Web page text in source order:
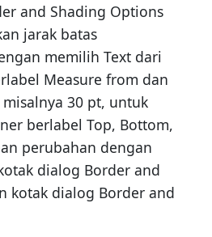
and Shading Options
jarak batas
memilih Text dari
Measure from dan
30 pt, untuk
berlabel Top, Bottom,
perubahan dengan
dialog Border and
kotak dialog Border and